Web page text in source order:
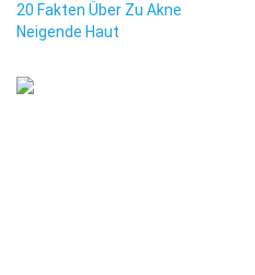
20 Fakten Über Zu Akne
Neigende Haut